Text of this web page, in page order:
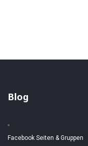
Blog
Facebook Seiten & Gruppen